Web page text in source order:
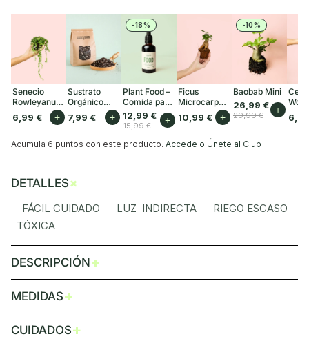
Senecio
Rowleyanus
Mini
6,99 € +
Sustrato
Orgánico
para Plantas
de Interior 3L
7,99 € +
-18%
Plant Food –
Comida para
Plantas
Interior 50ml
12,99 €
15,99 € +
Ficus
Microcarpa
Mini
10,99 € +
-10%
Baobab Mini
26,99 €
29,99 € +
Acumula 6 puntos con este producto. Accede o Únete al Club
DETALLES+
FÁCIL CUIDADO LUZ INDIRECTA RIEGO ESCASO
TÓXICA
DESCRIPCIÓN+
MEDIDAS+
CUIDADOS+